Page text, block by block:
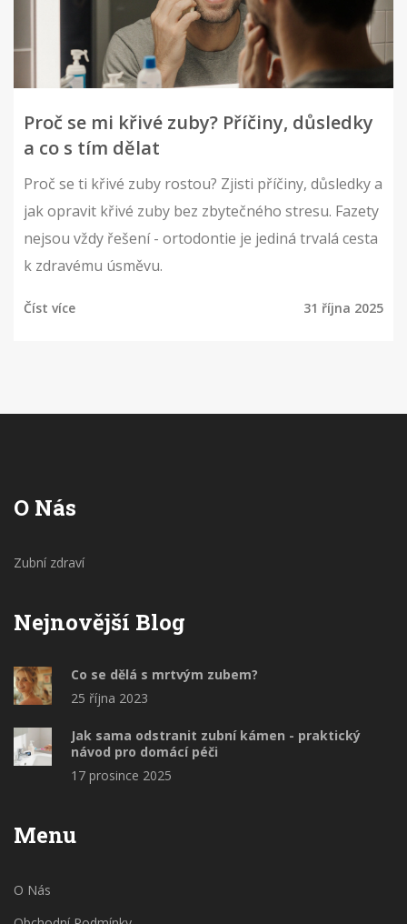
Proč se mi křivé zuby? Příčiny, důsledky
a co s tím dělat
Proč se ti křivé zuby rostou? Zjisti příčiny, důsledky a
jak opravit křivé zuby bez zbytečného stresu. Fazety
nejsou vždy řešení - ortodontie je jediná trvalá cesta
k zdravému úsměvu.
Číst více 31 října 2025
O Nás
Zubní zdraví
Nejnovější Blog
Co se dělá s mrtvým zubem?
25 října 2023
Jak sama odstranit zubní kámen - praktický
návod pro domácí péči
17 prosince 2025
Menu
O Nás